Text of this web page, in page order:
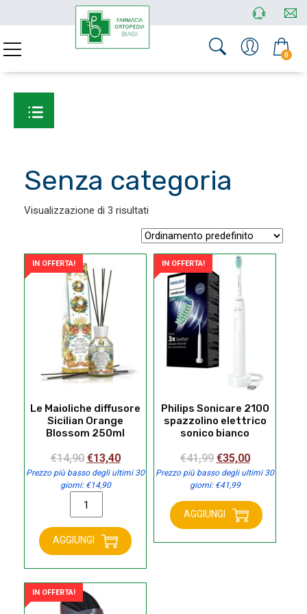
0
Senza categoria
Visualizzazione di 3 risultati
IN OFFERTA!
Le Maioliche diffusore
Sicilian Orange
Blossom 250ml
€14,90 Il
prezzo
originale
era:
€13,40Il
prezzo
Prezzo più basso degli ultimi 30
giorni: €14,90
diffusore
Sicilian
Orange
250ml
quantità
AGGIUNGI
IN OFFERTA!
Philips Sonicare 2100
spazzolino elettrico
sonico bianco
€41,99 Il
prezzo
originale
era:
€41,99.
€35,00Il
prezzo
è:
€35,00.
Prezzo più basso degli ultimi 30
giorni: €41,99
Philips
Sonicare
AGGIUNGI
IN OFFERTA!